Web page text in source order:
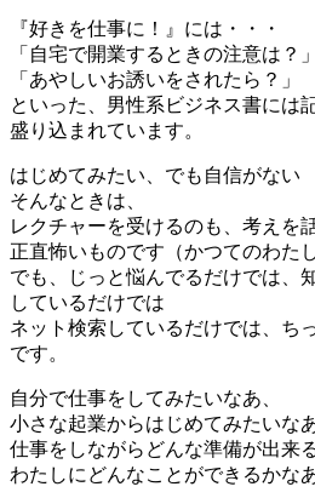
『好きを仕事に！』には・・・
「自宅で開業するときの注意は？」
「あやしいお誘いをされたら？」
といった、男性系ビジネス書には
盛り込まれています。
はじめてみたい、でも自信がない
そんなときは、
レクチャーを受けるのも、考えを
正直怖いものです（かつてのわた
でも、じっと悩んでるだけでは、
しているだけでは
ネット検索しているだけでは、ち
です。
自分で仕事をしてみたいなあ、
小さな起業からはじめてみたいな
仕事をしながらどんな準備が出来
わたしにどんなことができるかな